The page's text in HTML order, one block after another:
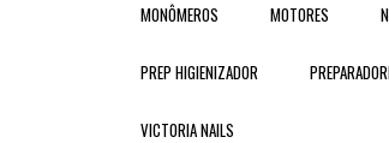
MONÔMEROS MOTORES
PREP HIGIENIZADOR
VICTORIA NAILS